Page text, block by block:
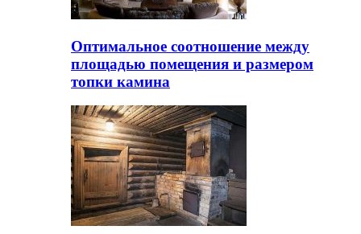
Оптимальное соотношение между
площадью помещения и размером
топки камина